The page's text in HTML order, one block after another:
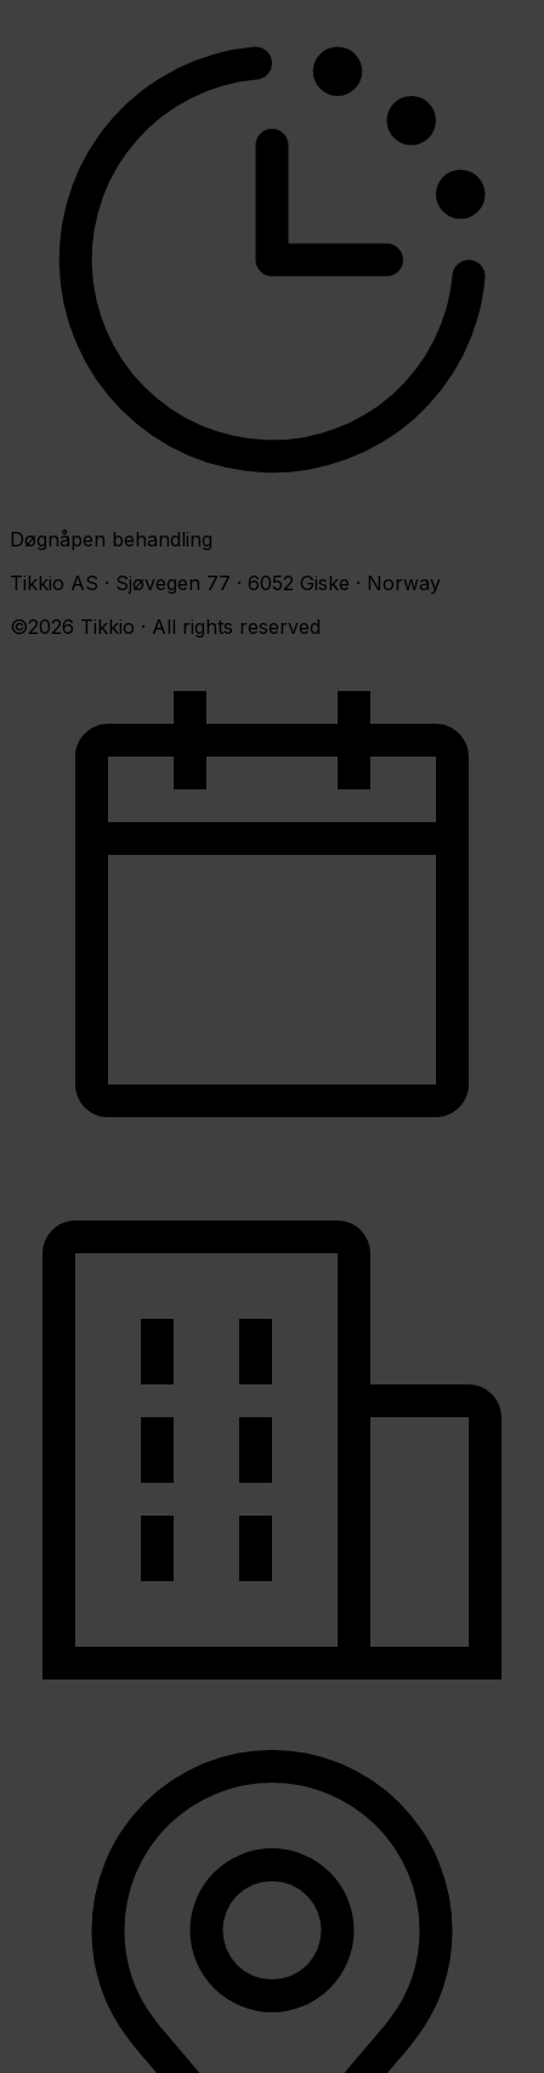
Døgnåpen behandling
Tikkio AS · Sjøvegen 77 · 6052 Giske · Norway
©2026 Tikkio · All rights reserved